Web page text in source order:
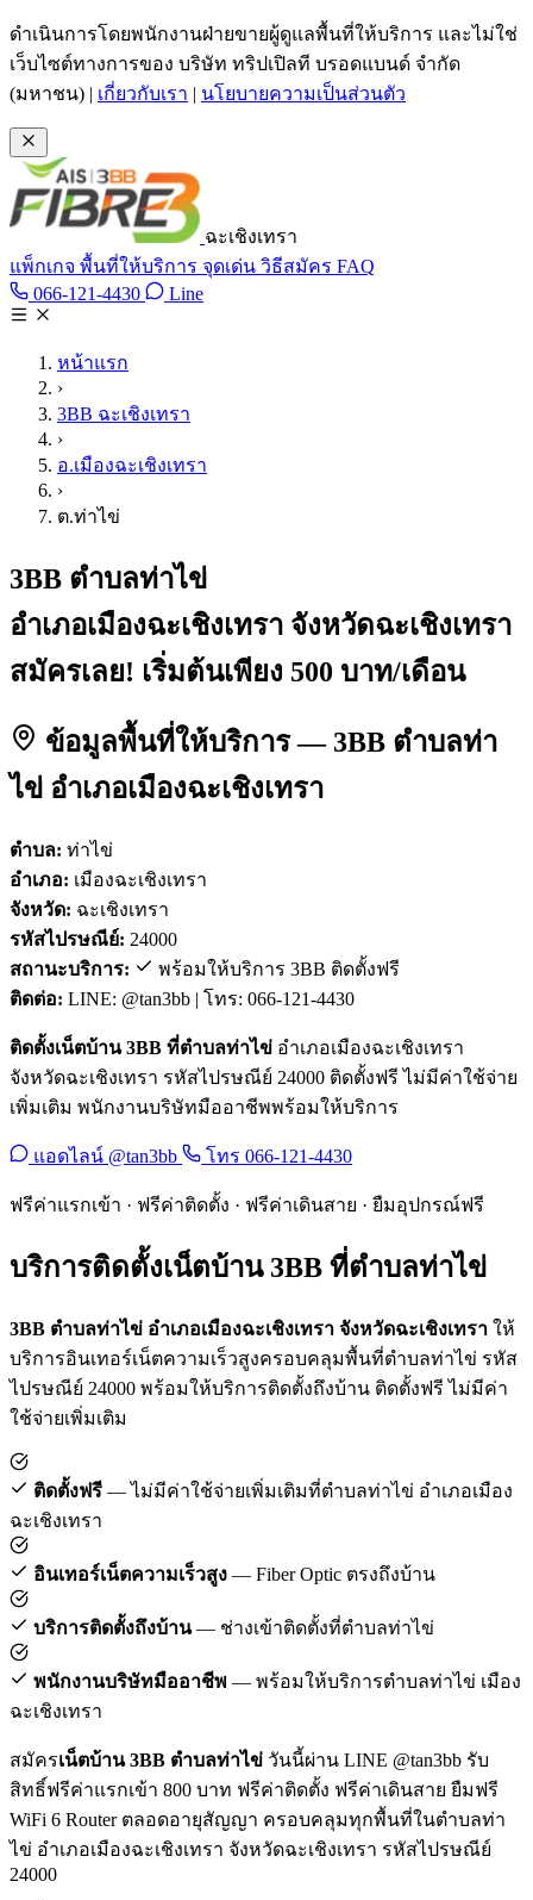
ข้ามไปเนื้อหาหลัก
ดำเนินการโดยพนักงานฝ่ายขายผู้ดูแลพื้นที่ให้บริการ และไม่ใช่
เว็บไซต์ทางการของ บริษัท ทริปเปิลที บรอดแบนด์ จำกัด
(มหาชน) | เกี่ยวกับเรา | นโยบายความเป็นส่วนตัว
ฉะเชิงเทรา
แพ็กเกจ พื้นที่ให้บริการ จุดเด่น วิธีสมัคร FAQ
066-121-4430 โทร 066-121-4430
LineLine @tan3bb
หน้าแรก
›
3BB ฉะเชิงเทรา
›
อ.เมืองฉะเชิงเทรา
›
ต.ท่าไข่
3BB ตำบลท่าไข่
อำเภอเมืองฉะเชิงเทรา จังหวัดฉะเชิงเทรา
สมัครเลย! เริ่มต้นเพียง 500 บาท/เดือน
ข้อมูลพื้นที่ให้บริการ — 3BB ตำบลท่า
ไข่ อำเภอเมืองฉะเชิงเทรา
ตำบล: ท่าไข่
อำเภอ: เมืองฉะเชิงเทรา
จังหวัด: ฉะเชิงเทรา
รหัสไปรษณีย์: 24000
สถานะบริการ:
พร้อมให้บริการ 3BB ติดตั้งฟรี
ติดต่อ: LINE: @tan3bb | โทร: 066-121-4430
ติดตั้งเน็ตบ้าน 3BB ที่ตำบลท่าไข่ อำเภอเมืองฉะเชิงเทรา
จังหวัดฉะเชิงเทรา รหัสไปรษณีย์ 24000 ติดตั้งฟรี ไม่มีค่าใช้จ่าย
เพิ่มเติม พนักงานบริษัทมืออาชีพพร้อมให้บริการ
แอดไลน์ @tan3bb โทร 066-121-4430
ฟรีค่าแรกเข้า · ฟรีค่าติดตั้ง · ฟรีค่าเดินสาย · ยืมอุปกรณ์ฟรี
บริการติดตั้งเน็ตบ้าน 3BB ที่ตำบลท่าไข่
3BB ตำบลท่าไข่ อำเภอเมืองฉะเชิงเทรา จังหวัดฉะเชิงเทรา ให้
บริการอินเทอร์เน็ตความเร็วสูงครอบคลุมพื้นที่ตำบลท่าไข่ รหัส
ไปรษณีย์ 24000 พร้อมให้บริการติดตั้งถึงบ้าน ติดตั้งฟรี ไม่มีค่า
ใช้จ่ายเพิ่มเติม
ติดตั้งฟรี — ไม่มีค่าใช้จ่ายเพิ่มเติมที่ตำบลท่าไข่ อำเภอเมือง
ฉะเชิงเทรา
อินเทอร์เน็ตความเร็วสูง — Fiber Optic ตรงถึงบ้าน
บริการติดตั้งถึงบ้าน— ช่างเข้าติดตั้งที่ตำบลท่าไข่
พนักงานบริษัทมืออาชีพ — พร้อมให้บริการตำบลท่าไข่ เมือง
ฉะเชิงเทรา
สมัครเน็ตบ้าน 3BB ตำบลท่าไข่ วันนี้ผ่าน LINE @tan3bb รับ
สิทธิ์ฟรีค่าแรกเข้า 800 บาท ฟรีค่าติดตั้ง ฟรีค่าเดินสาย ยืมฟรี
WiFi 6 Router ตลอดอายุสัญญา ครอบคลุมทุกพื้นที่ในตำบลท่า
ไข่ อำเภอเมืองฉะเชิงเทรา จังหวัดฉะเชิงเทรา รหัสไปรษณีย์
24000